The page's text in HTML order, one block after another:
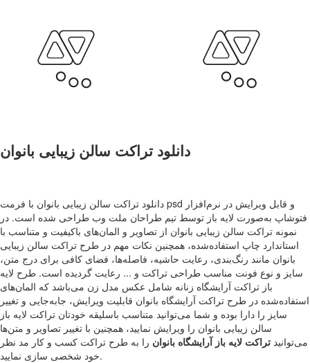
دانلود تراکت سالن زیبایی بانوان
دانلود تراکت سالن زیبایی بانوان با فرمت psd و قابل ویرایش در نرم‌افزار
فتوشاپ به‌صورت لایه باز توسط تیم طراحان ملت وب طراحی شده است. در
نمونه تراکت سالن زیبایی بانوان از تصاویر و المان‌های باکیفیت و متناسب با
استاندارد چاپ استفاده‌شده، همچنین نکات مهم در طرح تراکت سالن زیبایی
بانوان مانند رنگ‌بندی، رعایت حاشیه، فاصله‌ها، فضای کافی برای درج متن،
سایز و نوع فونت مناسب طراحی تراکت و ... رعایت گردیده است. طرح لایه
باز تراکت آرایشگاه زنانه شامل عکس مدل زن می‌باشد که المان‌های
استفاده‌شده در طرح تراکت آرایشگاه بانوان قابلیت ویرایش، جابه‌جایی و تغییر
سایز را دارا بوده و شما می‌توانید متناسب باسلیقه خودتان تراکت لایه باز
سالن زیبایی بانوان را ویرایش نمایید، همچنین با تغییر تصاویر و متن‌ها
می‌توانید تراکت لایه باز آرایشگاه بانوان را به طرح تراکت کسب و کار مد نظر
خود شخصی سازی نمایید.